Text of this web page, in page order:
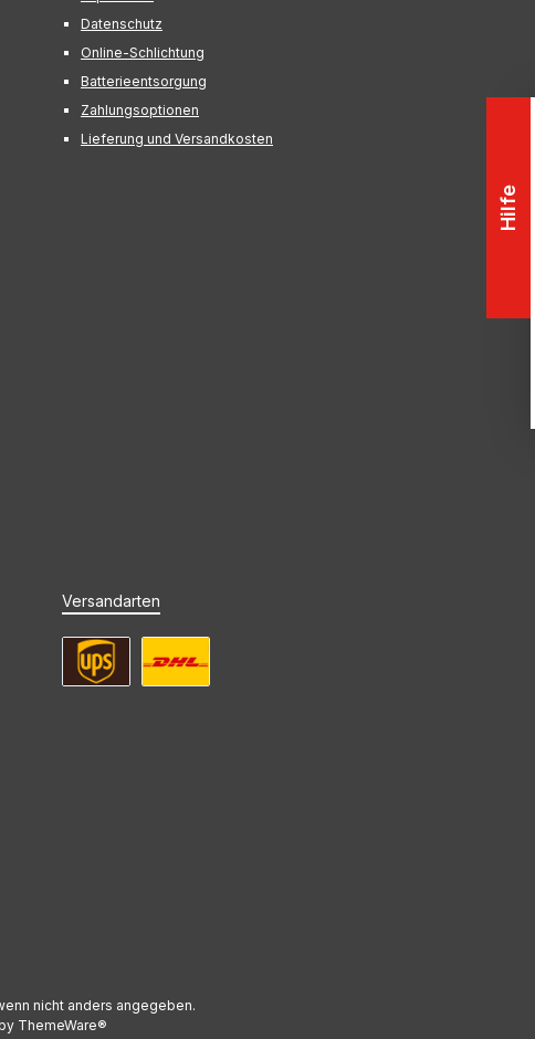
Datenschutz
Online-Schlichtung
Batterieentsorgung
Zahlungsoptionen
Lieferung und Versandkosten
Versandarten
nicht anders angegeben.
ThemeWare®
Hilfe